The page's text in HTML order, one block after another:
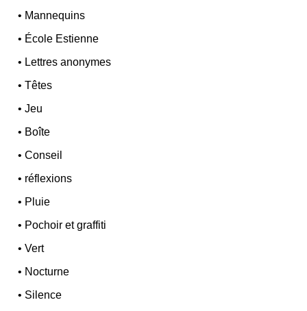
• Mannequins
• École Estienne
• Lettres anonymes
•Têtes
•Jeu
• Boîte
•Conseil
• réflexions
• Pluie
• Pochoir et graffiti
•Vert
• Nocturne
• Silence